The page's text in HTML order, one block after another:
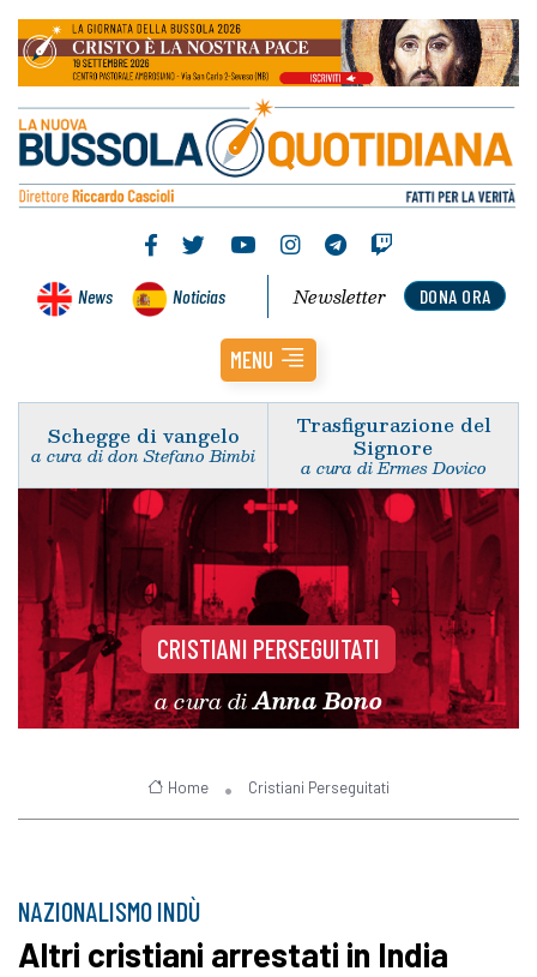
News Noticias DONA ORA
Newsletter
MENU
Schegge di vangelo
a cura di don Stefano Bimbi
Trasfigurazione del
Signore
a cura di Ermes Dovico
CRISTIANI PERSEGUITATI
a cura diAnna Bono
Home Cristiani Perseguitati
NAZIONALISMO INDÙ
Altri cristiani arrestati in India